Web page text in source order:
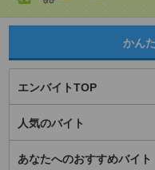
かん
エンバイトTOP
人気のバイト
あなたへのおすすめバイト